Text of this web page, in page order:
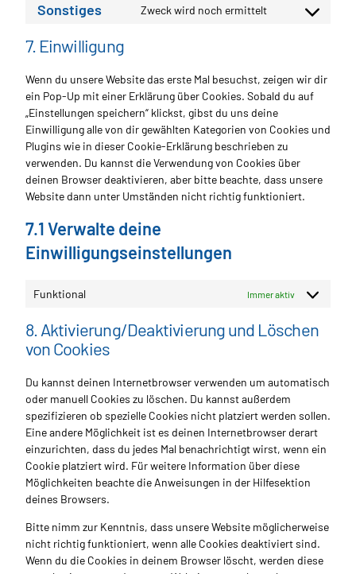
service
Sonstiges Zweck wird noch ermittelt
Consent
7. Einwilligung
Wenn du unsere Website das erste Mal besuchst, zeigen wir dir
ein Pop-Up mit einer Erklärung über Cookies. Sobald du auf
„Einstellungen speichern“ klickst, gibst du uns deine
Einwilligung alle von dir gewählten Kategorien von Cookies und
Plugins wie in dieser Cookie-Erklärung beschrieben zu
verwenden. Du kannst die Verwendung von Cookies über
deinen Browser deaktivieren, aber bitte beachte, dass unsere
Website dann unter Umständen nicht richtig funktioniert.
7.1 Verwalte deine
Einwilligungseinstellungen
Funktional Immer aktiv
8. Aktivierung/Deaktivierung und Löschen
von Cookies
Du kannst deinen Internetbrowser verwenden um automatisch
oder manuell Cookies zu löschen. Du kannst außerdem
spezifizieren ob spezielle Cookies nicht platziert werden sollen.
Eine andere Möglichkeit ist es deinen Internetbrowser derart
einzurichten, dass du jedes Mal benachrichtigt wirst, wenn ein
Cookie platziert wird. Für weitere Information über diese
Möglichkeiten beachte die Anweisungen in der Hilfesektion
deines Browsers.
Bitte nimm zur Kenntnis, dass unsere Website möglicherweise
nicht richtig funktioniert, wenn alle Cookies deaktiviert sind.
Wenn du die Cookies in deinem Browser löscht, werden diese